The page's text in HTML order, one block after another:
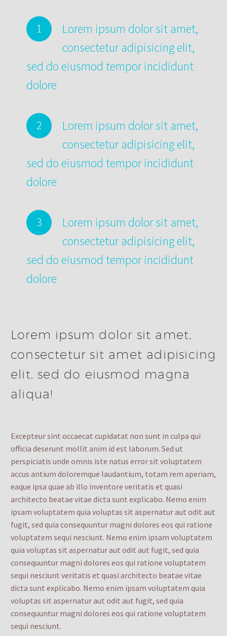
1
Lorem ipsum dolor sit amet,
consectetur adipisicing elit,
sed do eiusmod tempor incididunt
dolore
2
Lorem ipsum dolor sit amet,
consectetur adipisicing elit,
sed do eiusmod tempor incididunt
dolore
3
Lorem ipsum dolor sit amet,
consectetur adipisicing elit,
sed do eiusmod tempor incididunt
dolore
Lorem ipsum dolor sit amet,
consectetur sit amet adipisicing
elit, sed do eiusmod magna
aliqua!
Excepteur sint occaecat cupidatat non sunt in culpa qui
officia deserunt mollit anim id est laborum. Sed ut
perspiciatis unde omnis iste natus error sit voluptatem
accus antium doloremque laudantium, totam rem aperiam,
eaque ipsa quae ab illo inventore veritatis et quasi
architecto beatae vitae dicta sunt explicabo. Nemo enim
ipsam voluptatem quia voluptas sit aspernatur aut odit aut
fugit, sed quia consequuntur magni dolores eos qui ratione
voluptatem sequi nesciunt. Nemo enim ipsam voluptatem
quia voluptas sit aspernatur aut odit aut fugit, sed quia
consequuntur magni dolores eos qui ratione voluptatem
sequi nesciunt veritatis et quasi architecto beatae vitae
dicta sunt explicabo. Nemo enim ipsam voluptatem quia
voluptas sit aspernatur aut odit aut fugit, sed quia
consequuntur magni dolores eos qui ratione voluptatem
sequi nesciunt.